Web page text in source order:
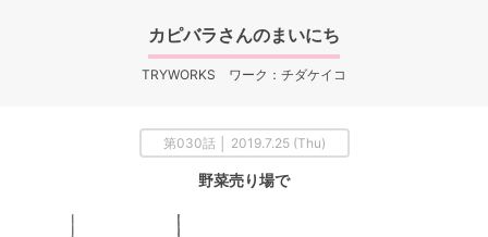
カピバラさんのまいにち
TRYWORKS ワーク：チダケイコ
第030話 │ 2019.7.25 (Thu)
野菜売り場で